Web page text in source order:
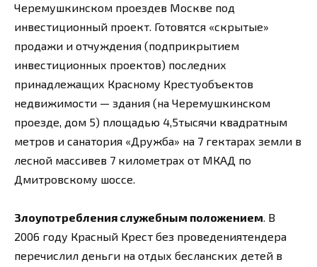
Черемушкинском проездев Москве под
инвестиционный проект. Готовятся «скрытые»
продажи и отчуждения (подприкрытием
инвестиционных проектов) последних
принадлежащих Красному Крестуобъектов
недвижимости — здания (на Черемушкинском
проезде, дом 5) площадью 4,5тысячи квадратным
метров и санатория «Дружба» на 7 гектарах земли в
лесной массивев 7 километрах от МКАД по
Дмитровскому шоссе.
Злоупотребления служебным положением. В
2006 году Красный Крест без проведениятендера
перечислил деньги на отдых бесланских детей в